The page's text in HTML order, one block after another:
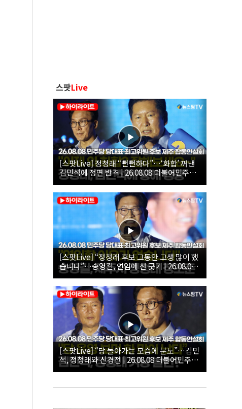
스팟Live
[스팟Live] 정청래 “뻔뻔하다”…‘화합’ 꺼낸
김민석에 정면 반격 | 26.08.08 더불어민주당
당대표·최고위원 후보 제주 합동연설회
[스팟Live] “정청래 후보 그동안 고생 많이 했
습니다”…송영길, 연임에 선 긋기 | 26.08.08
더불어민주당 당대표·최고위원 후보 제주 합
동연설회
[스팟Live] “당 돌아가는 모습에 분노”…김민
석, 정청래와 신경전 | 26.08.08 더불어민주당
당대표·최고위원 후보 제주 합동연설회